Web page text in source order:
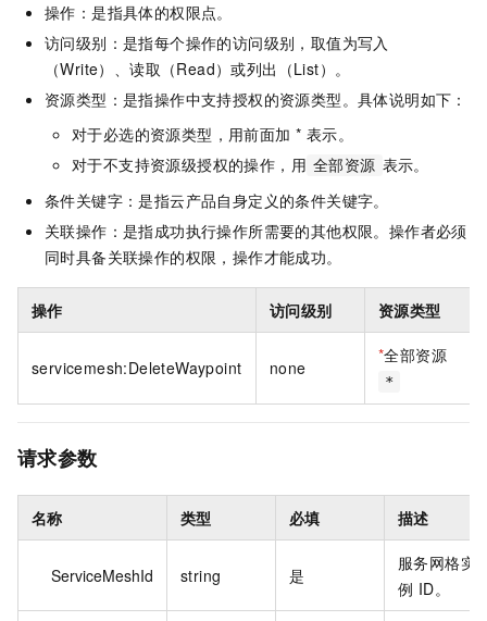
操作：是指具体的权限点。
访问级别：是指每个操作的访问级别，取值为写入
（Write）、读取（Read）或列出（List）。
资源类型：是指操作中支持授权的资源类型。具体说明如下：
对于必选的资源类型，用前面加 * 表示。
对于不支持资源级授权的操作，用 全部资源 表示。
条件关键字：是指云产品自身定义的条件关键字。
关联操作：是指成功执行操作所需要的其他权限。操作者必须
同时具备关联操作的权限，操作才能成功。
操作 访问级别 资源类型
servicemesh:DeleteWaypoint none
*全部资源
*
请求参数
名称 类型 必填 描述
ServiceMeshId string 是
服务网格实
例 ID。